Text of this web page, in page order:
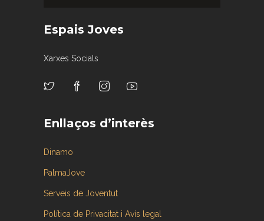
Espais Joves
Xarxes Socials
Enllaços d’interès
Dinamo
PalmaJove
Serveis de Joventut
Política de Privacitat i Avís legal